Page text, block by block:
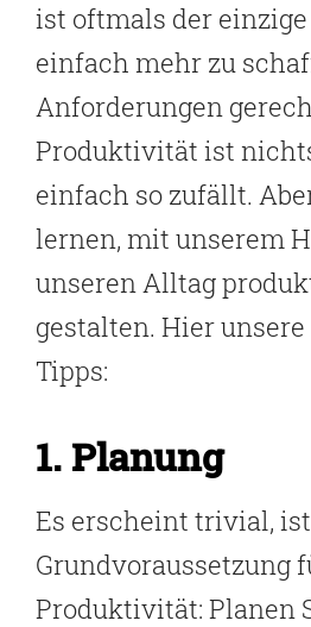
ist oftmals der einzige
einfach mehr zu
Anforderungen
Produktivität ist
einfach so zufällt.
lernen, mit unserem
unseren Alltag
gestalten. Hier
Tipps:
1. Planung
Es erscheint trivial,
Grundvoraussetzung
Produktivität: Planen